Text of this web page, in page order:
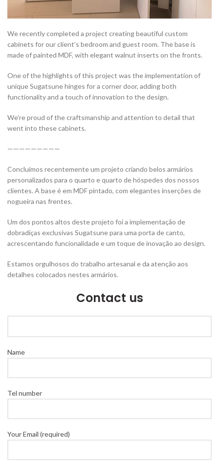
We recently completed a project creating beautiful custom
cabinets for our client’s bedroom and guest room. The base is
made of painted MDF, with elegant walnut inserts on the fronts.
One of the highlights of this project was the implementation of
unique Sugatsune hinges for a corner door, adding both
functionality and a touch of innovation to the design.
We’re proud of the craftsmanship and attention to detail that
went into these cabinets.
—————————
Concluímos recentemente um projeto criando belos armários
personalizados para o quarto e quarto de hóspedes dos nossos
clientes. A base é em MDF pintado, com elegantes inserções de
nogueira nas frentes.
Um dos pontos altos deste projeto foi a implementação de
dobradiças exclusivas Sugatsune para uma porta de canto,
acrescentando funcionalidade e um toque de inovação ao design.
Estamos orgulhosos do trabalho artesanal e da atenção aos
detalhes colocados nestes armários.
Contact us
Name
Tel number
Your Email (required)